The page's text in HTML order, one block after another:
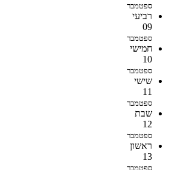
ספטמבר
רביעי
09
ספטמבר
חמישי
10
ספטמבר
שישי
11
ספטמבר
שבת
12
ספטמבר
ראשון
13
ספטמבר